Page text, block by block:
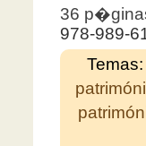
36
978-989-
Temas: